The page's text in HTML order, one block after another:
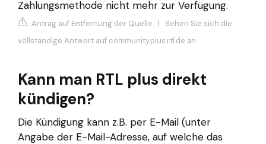
Zahlungsmethode nicht mehr zur Verfügung.
Antrag auf Entfernung der Quelle | Sehen Sie sich die
vollständige Antwort auf community.plus.rtl.de an
Kann man RTL plus direkt
kündigen?
Die Kündigung kann z.B. per E-Mail (unter
Angabe der E-Mail-Adresse, auf welche das